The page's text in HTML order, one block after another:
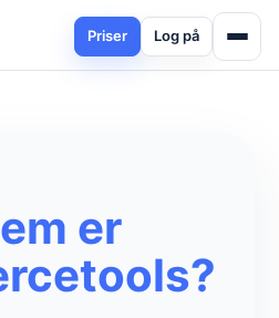
Priser Log på
er